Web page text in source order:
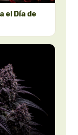
el Día de